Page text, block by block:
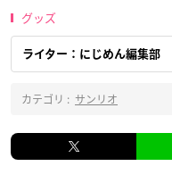
グッズ
ライター：にじめん編集部
カテゴリ : サンリオ